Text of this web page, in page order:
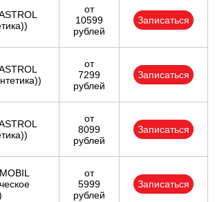
от
10599
рублей
Записаться
от
7299
рублей
Записаться
от
8099
рублей
Записаться
от
5999
рублей
Записаться